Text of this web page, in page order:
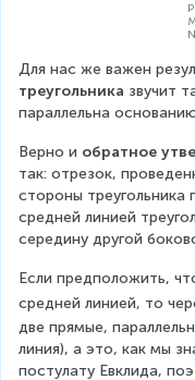
=
\f
ra
c
{
B
N
}
{
B
C
c
{
1
}
{
2
}
Для нас же важен
треугольника звучит
параллельна
Верно и обратное
так: отрезок,
стороны треугольника
средней линией
середину другой
Если предположить,
средней линией, то
две прямые,
линия), а это, как мы
постулату Евклида,